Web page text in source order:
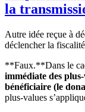
la
Autre idée reçue à
déclencher la
**Faux.**Dans le
immédiate des
bénéficiaire (le
plus-values